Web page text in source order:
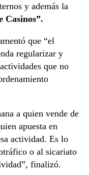
y además la
Casinos”.
que “el
regularizar y
que no
a quien vende de
apuesta en
actividad. Es lo
o al sicariato
finalizó.